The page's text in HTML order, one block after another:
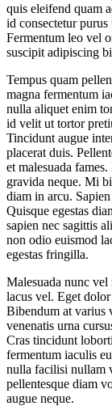
quis eleifend quam
id consectetur purus
Fermentum leo vel
suscipit adipiscing
Tempus quam
magna fermentum
nulla aliquet enim
id velit ut tortor
Tincidunt augue
placerat duis.
et malesuada
gravida neque. Mi
diam in arcu.
Quisque egestas
sapien nec sagittis
non odio euismod
egestas fringilla.
Malesuada nunc vel
lacus vel. Eget
Bibendum at varius
venenatis urna
Cras tincidunt
fermentum iaculis
nulla facilisi nullam
pellentesque diam
augue neque.